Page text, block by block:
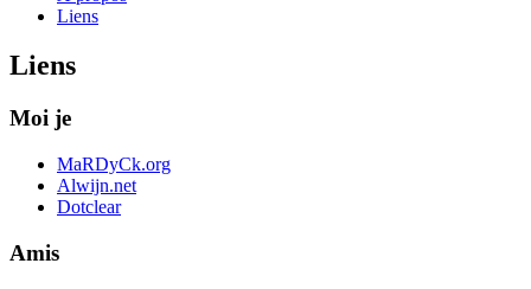
Liens
Liens
Moi je
MaRDyCk.org
Alwijn.net
Dotclear
Amis